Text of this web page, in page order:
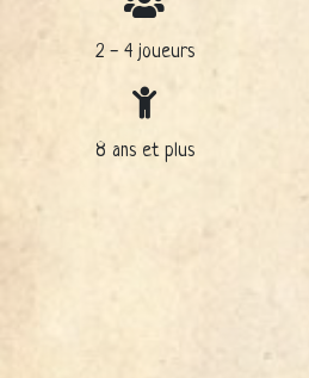
2 - 4 joueurs
8 ans et plus